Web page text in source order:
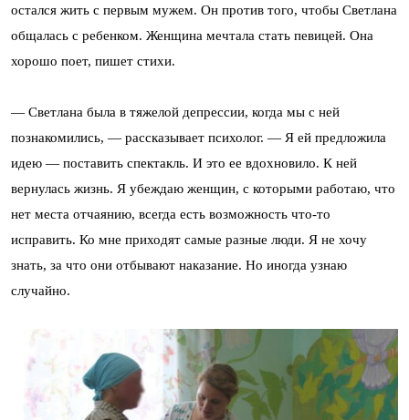
остался жить с первым мужем. Он против того, чтобы Светлана
общалась с ребенком. Женщина мечтала стать певицей. Она
хорошо поет, пишет стихи.
— Светлана была в тяжелой депрессии, когда мы с ней
познакомились, — рассказывает психолог. — Я ей предложила
идею — поставить спектакль. И это ее вдохновило. К ней
вернулась жизнь. Я убеждаю женщин, с которыми работаю, что
нет места отчаянию, всегда есть возможность что-то
исправить. Ко мне приходят самые разные люди. Я не хочу
знать, за что они отбывают наказание. Но иногда узнаю
случайно.